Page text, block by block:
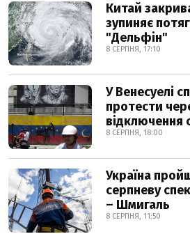
Китай
зупиняє
"Дельфін"
8 СЕРПНЯ, 17:10
У Венесуелі
протести
відключення
8 СЕРПНЯ, 18:00
Україна
серпневу
– Шмигаль
8 СЕРПНЯ, 11:50